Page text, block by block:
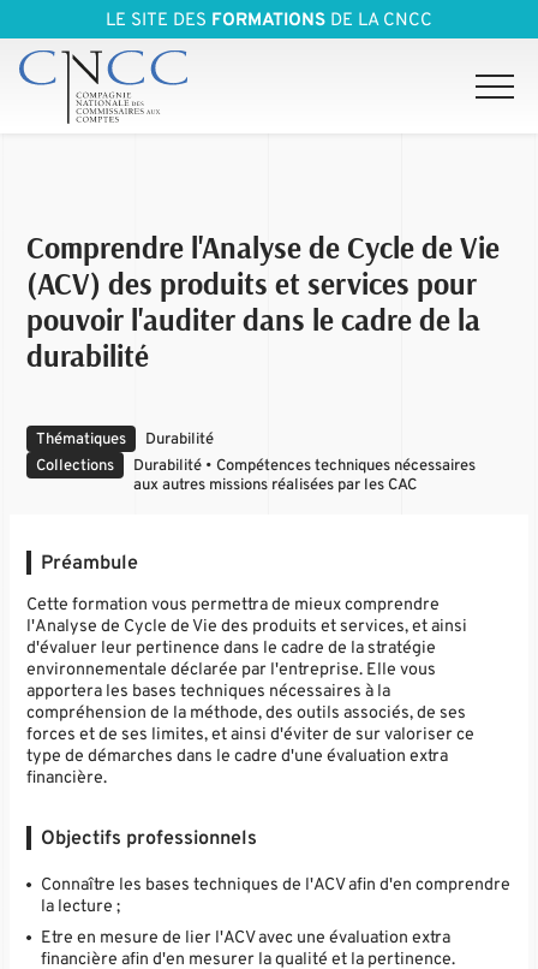
LE SITE DES FORMATIONS DE LA CNCC
Comprendre l'Analyse de Cycle de Vie
(ACV) des produits et services pour
pouvoir l'auditer dans le cadre de la
durabilité
Thématiques
Durabilité
Collections
Durabilité • Compétences techniques nécessaires
aux autres missions réalisées par les CAC
Préambule
Cette formation vous permettra de mieux comprendre
l'Analyse de Cycle de Vie des produits et services, et ainsi
d'évaluer leur pertinence dans le cadre de la stratégie
environnementale déclarée par l'entreprise. Elle vous
apportera les bases techniques nécessaires à la
compréhension de la méthode, des outils associés, de ses
forces et de ses limites, et ainsi d'éviter de sur valoriser ce
type de démarches dans le cadre d'une évaluation extra
financière.
Objectifs professionnels
Connaître les bases techniques de l'ACV afin d'en comprendre
la lecture ;
Etre en mesure de lier l'ACV avec une évaluation extra
financière afin d'en mesurer la qualité et la pertinence.